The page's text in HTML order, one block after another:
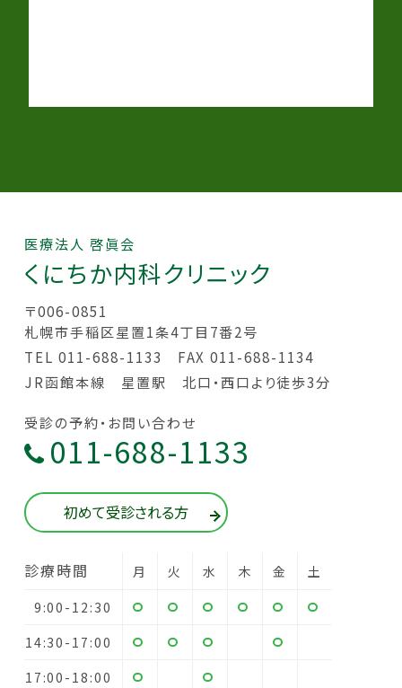
医療法人 啓眞会
くにちか内科クリニック
〒006-0851
札幌市手稲区星置1条4丁目7番2号
TEL 011-688-1133 FAX 011-688-1134
JR函館本線 星置駅 北口・西口より徒歩3分
受診の予約・お問い合わせ
011-688-1133
初めて受診される方
診療時間 月 火 水 木 金
土
9:00-12:30
14:30-17:00
17:00-18:00